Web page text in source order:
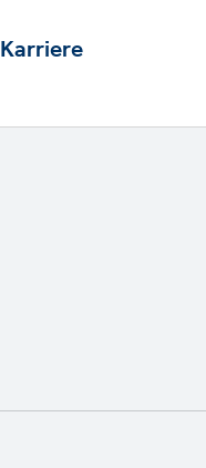
Karriere